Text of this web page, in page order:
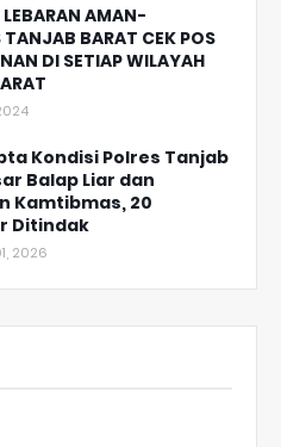
AMAN-
TANJAB BARAT CEK POS
DI SETIAP WILAYAH
Kondisi Polres Tanjab
Balap Liar dan
Kamtibmas, 20
Ditindak
2026